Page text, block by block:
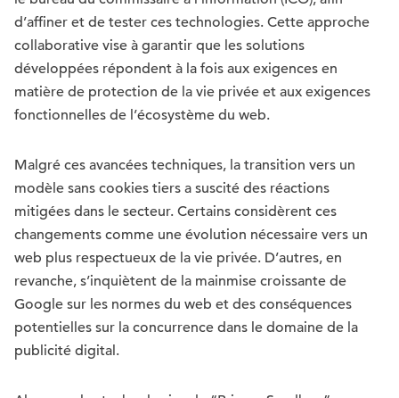
d’affiner et de tester ces technologies. Cette approche
collaborative vise à garantir que les solutions
développées répondent à la fois aux exigences en
matière de protection de la vie privée et aux exigences
fonctionnelles de l’écosystème du web.
Malgré ces avancées techniques, la transition vers un
modèle sans cookies tiers a suscité des réactions
mitigées dans le secteur. Certains considèrent ces
changements comme une évolution nécessaire vers un
web plus respectueux de la vie privée. D’autres, en
revanche, s’inquiètent de la mainmise croissante de
Google sur les normes du web et des conséquences
potentielles sur la concurrence dans le domaine de la
publicité digital.